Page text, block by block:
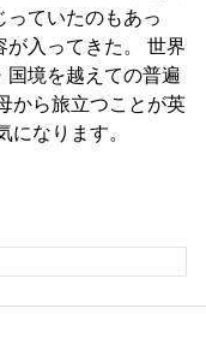
っていたのもあっ
が入ってきた。 世界
国境を越えての普遍
から旅立つことが英
になります。